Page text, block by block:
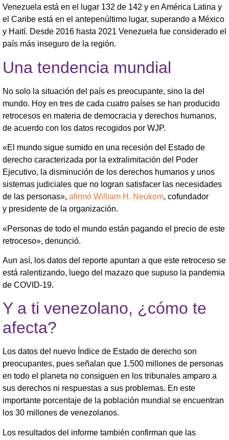
Venezuela está en el lugar 132 de 142 y en América Latina y
el Caribe está en el antepenúltimo lugar, superando a México
y Haití. Desde 2016 hasta 2021 Venezuela fue considerado el
país más inseguro de la región.
Una tendencia mundial
No solo la situación del país es preocupante, sino la del
mundo. Hoy en tres de cada cuatro países se han producido
retrocesos en materia de democracia y derechos humanos,
de acuerdo con los datos recogidos por WJP.
«El mundo sigue sumido en una recesión del Estado de
derecho caracterizada por la extralimitación del Poder
Ejecutivo, la disminución de los derechos humanos y unos
sistemas judiciales que no logran satisfacer las necesidades
de las personas», afirmó William H. Neukom, cofundador
y presidente de la organización.
«Personas de todo el mundo están pagando el precio de este
retroceso», denunció.
Aun así, los datos del reporte apuntan a que este retroceso se
está ralentizando, luego del mazazo que supuso la pandemia
de COVID-19.
Y a ti venezolano, ¿cómo te
afecta?
Los datos del nuevo Índice de Estado de derecho son
preocupantes, pues señalan que 1.500 millones de personas
en todo el planeta no consiguen en los tribunales amparo a
sus derechos ni respuestas a sus problemas. En este
importante porcentaje de la población mundial se encuentran
los 30 millones de venezolanos.
Los resultados del informe también confirman que las